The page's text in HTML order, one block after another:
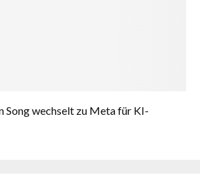
Song wechselt zu Meta für KI-